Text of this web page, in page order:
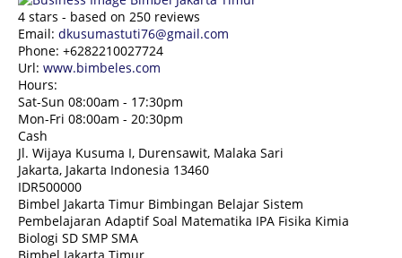
4 stars - based on 250 reviews
Email: dkusumastuti76@gmail.com
Phone: +6282210027724
Url: www.bimbeles.com
Hours:
Sat-Sun 08:00am - 17:30pm
Mon-Fri 08:00am - 20:30pm
Cash
Jl. Wijaya Kusuma I, Durensawit, Malaka Sari
Jakarta, Jakarta Indonesia 13460
IDR500000
Bimbel Jakarta Timur Bimbingan Belajar Sistem
Pembelajaran Adaptif Soal Matematika IPA Fisika Kimia
Biologi SD SMP SMA
Bimbel Jakarta Timur